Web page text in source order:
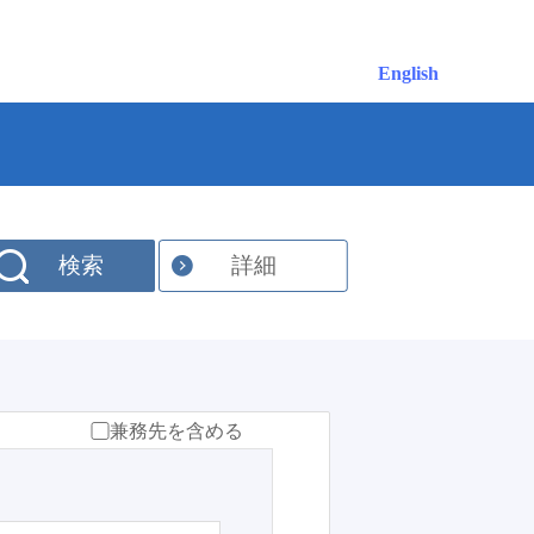
English
検索 詳細
兼務先を含める